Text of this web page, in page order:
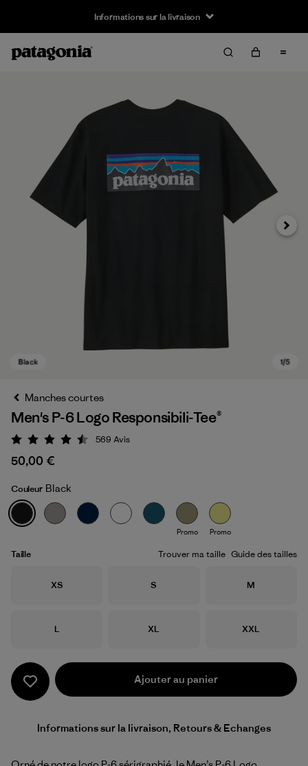
Informations sur la livraison
Black
Manches courtes
Men's P-6 Logo Responsibili-Tee®
Évaluation: 4.5 / 5
569 Avis
50,00 €
Couleur Black
Promo Promo
Taille Trouver ma taille Guide des tailles
Taille
XS Taille
S Taille
M
Taille
L Taille
XL Taille
XXL
Ajouter au panier
Informations sur la livraison, Retours & Echanges